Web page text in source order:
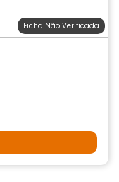
Ficha Não Verificada